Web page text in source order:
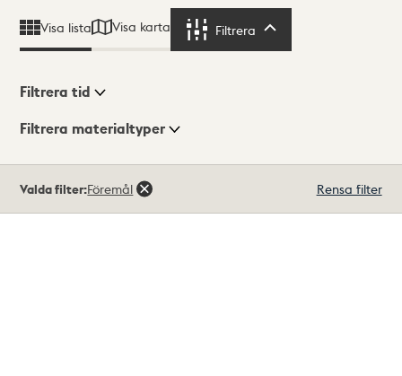
Visa lista Visa karta Filtrera
Visningsläge
Filtrera tid
Filtrera materialtyper
träffar
Valda filter:Föremål Rensa filter